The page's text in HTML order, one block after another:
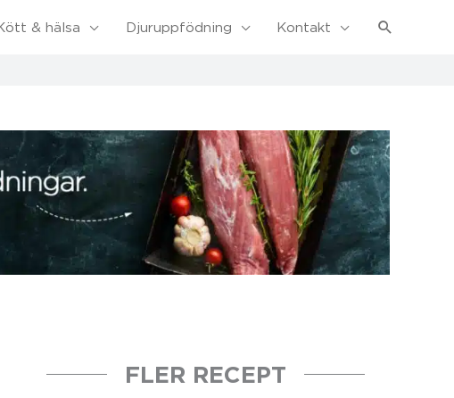
& hälsa Djuruppfödning Kontakt Sök
FLER RECEPT